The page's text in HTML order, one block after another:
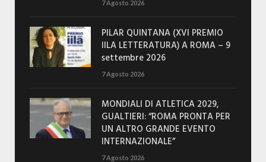
7 Agosto 2026
PILAR QUINTANA (XVI PREMIO
IILA LETTERATURA) A ROMA – 9
settembre 2026
7 Agosto 2026
MONDIALI DI ATLETICA 2029,
GUALTIERI: “ROMA PRONTA PER
UN ALTRO GRANDE EVENTO
INTERNAZIONALE”
7 Agosto 2026